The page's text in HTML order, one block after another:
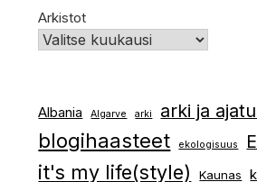
Arkistot
Albania Algarve arki arki ja
blogihaasteet ekologisuus
it's my life(style) Kaunas